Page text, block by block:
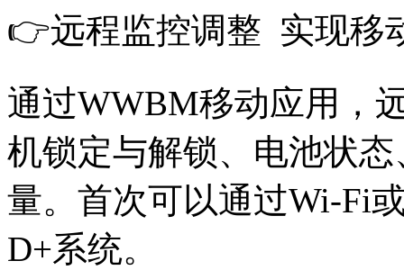
👉远程监控调整 实现移
通过WWBM移动应用，
机锁定与解锁、电池状
量。首次可以通过Wi-Fi
D+系统。